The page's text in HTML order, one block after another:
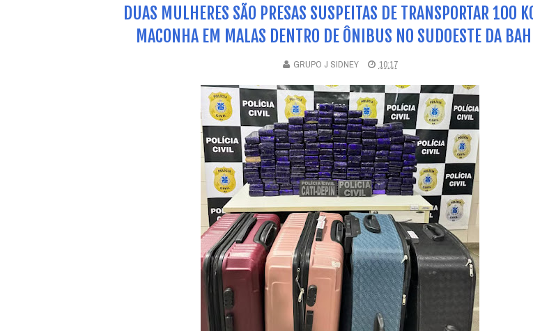
DUAS MULHERES SÃO PRESAS SUSPEITAS DE TRANSPORTAR 100
MACONHA EM MALAS DENTRO DE ÔNIBUS NO SUDOESTE DA
GRUPO J SIDNEY 10:17